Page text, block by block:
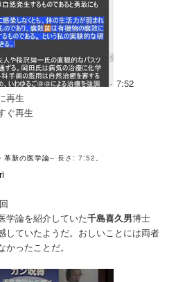
7:52
再生
ぐ再生
革新の医学論– 長さ: 7:52。
学論を紹介していた千島喜久男博士
していたようだ。おしいことには両者
ったことだ。